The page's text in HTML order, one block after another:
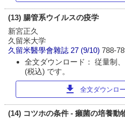
(13) 腸管系ウイルスの疫学
新宮正久
久留米大学
久留米醫學會雜誌 27 (9/10)788-
全文ダウンロード： 従量制
(税込) です。
download 全文ダウンロ
(14) コツホの条件 - 癩菌の培養動